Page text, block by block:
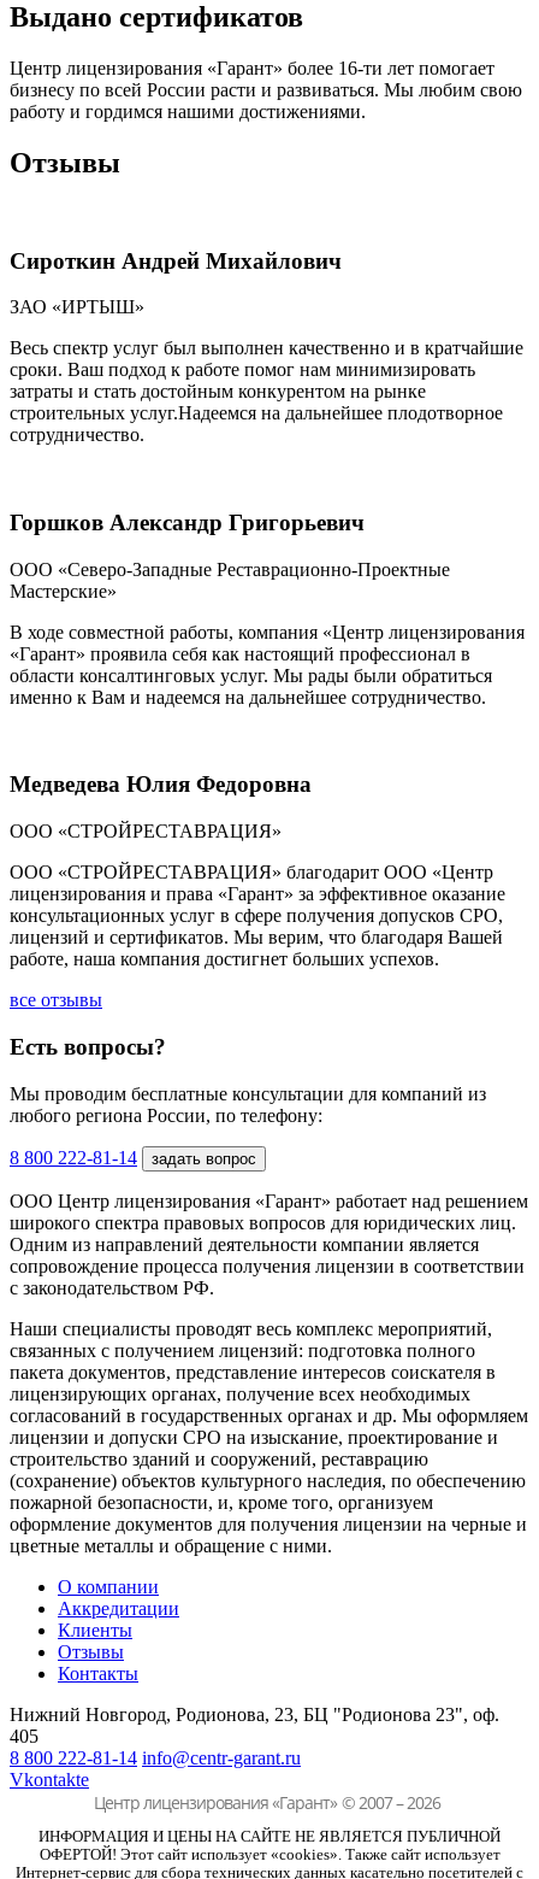
Выдано сертификатов
Центр лицензирования «Гарант» более 16-ти лет помогает
бизнесу по всей России расти и развиваться. Мы любим свою
работу и гордимся нашими достижениями.
Отзывы
Сироткин Андрей Михайлович
ЗАО «ИРТЫШ»
Весь спектр услуг был выполнен качественно и в кратчайшие
сроки. Ваш подход к работе помог нам минимизировать
затраты и стать достойным конкурентом на рынке
строительных услуг.Надеемся на дальнейшее плодотворное
сотрудничество.
Горшков Александр Григорьевич
ООО «Северо-Западные Реставрационно-Проектные
Мастерские»
В ходе совместной работы, компания «Центр лицензирования
«Гарант» проявила себя как настоящий профессионал в
области консалтинговых услуг. Мы рады были обратиться
именно к Вам и надеемся на дальнейшее сотрудничество.
Медведева Юлия Федоровна
ООО «СТРОЙРЕСТАВРАЦИЯ»
ООО «СТРОЙРЕСТАВРАЦИЯ» благодарит ООО «Центр
лицензирования и права «Гарант» за эффективное оказание
консультационных услуг в сфере получения допусков СРО,
лицензий и сертификатов. Мы верим, что благодаря Вашей
работе, наша компания достигнет больших успехов.
все отзывы
Есть вопросы?
Мы проводим бесплатные консультации для компаний из
любого региона России, по телефону:
8 800 222-81-14 задать вопрос
ООО Центр лицензирования «Гарант» работает над решением
широкого спектра правовых вопросов для юридических лиц.
Одним из направлений деятельности компании является
сопровождение процесса получения лицензии в соответствии
с законодательством РФ.
Наши специалисты проводят весь комплекс мероприятий,
связанных с получением лицензий: подготовка полного
пакета документов, представление интересов соискателя в
лицензирующих органах, получение всех необходимых
согласований в государственных органах и др. Мы оформляем
лицензии и допуски СРО на изыскание, проектирование и
строительство зданий и сооружений, реставрацию
(сохранение) объектов культурного наследия, по обеспечению
пожарной безопасности, и, кроме того, организуем
оформление документов для получения лицензии на черные и
цветные металлы и обращение с ними.
О компании
Аккредитации
Клиенты
Отзывы
Контакты
Нижний Новгород, Родионова, 23, БЦ "Родионова 23", оф.
405
8 800 222-81-14 info@centr-garant.ru
Vkontakte
Центр лицензирования «Гарант» © 2007 – 2026
ИНФОРМАЦИЯ И ЦЕНЫ НА САЙТЕ НЕ ЯВЛЯЕТСЯ ПУБЛИЧНОЙ
ОФЕРТОЙ! Этот сайт использует «cookies». Также сайт использует
Интернет-сервис для сбора технических данных касательно посетителей с